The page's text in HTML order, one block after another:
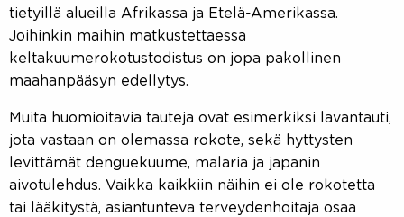
tietyillä alueilla Afrikassa ja Etelä-Amerikassa.
Joihinkin maihin matkustettaessa
keltakuumerokotustodistus on jopa pakollinen
maahanpääsyn edellytys.
Muita huomioitavia tauteja ovat esimerkiksi lavantauti,
jota vastaan on olemassa rokote, sekä hyttysten
levittämät denguekuume, malaria ja japanin
aivotulehdus. Vaikka kaikkiin näihin ei ole rokotetta
tai lääkitystä, asiantunteva terveydenhoitaja osaa